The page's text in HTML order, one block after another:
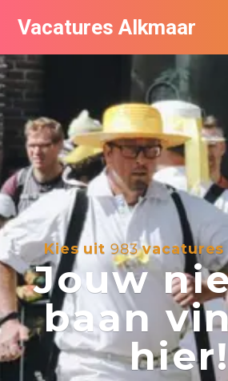
Vacatures Alkmaar
Kies uit 983vacatures
Jouw
baan
hier!
Vacatures per bedrijf
Nieuwsbrief feed